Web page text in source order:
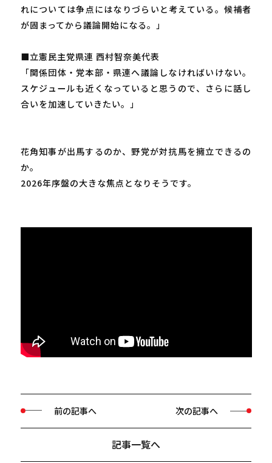
れについては争点にはなりづらいと考えている。候補者
が固まってから議論開始になる。」
■立憲民主党県連 西村智奈美代表
「関係団体・党本部・県連へ議論しなければいけない。
スケジュールも近くなっていると思うので、さらに話し
合いを加速していきたい。」
花角知事が出馬するのか、野党が対抗馬を擁立できるの
か。
2026年序盤の大きな焦点となりそうです。
前の記事へ
記事一覧へ
次の記事へ